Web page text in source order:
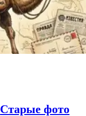
Старые фото